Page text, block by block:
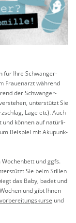
für Ihre Schwan­ger­
Frau­en­arzt wäh­rend
der Schwan­ger­
un­ter­stützt Sie
Lage etc). Auch
und kön­nen auf na­tür­li­
Bei­spiel mit Aku­punk­
und ggfs.
Sie beim Stil­len
das Baby, badet und
und gibt Ihnen
und